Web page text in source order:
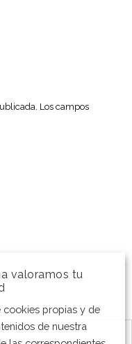
Los campos
valoramos tu
cookies propias y de
de nuestra